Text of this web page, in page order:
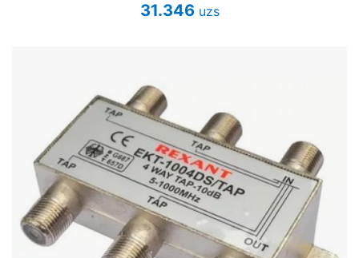
ADSL, Wan / Lan Routers, Wi-Fi
Server equipment
UPS Uninterruptible Power Supply
Headphones
Mouses and keybords
Cooling systems
31.346 uzs